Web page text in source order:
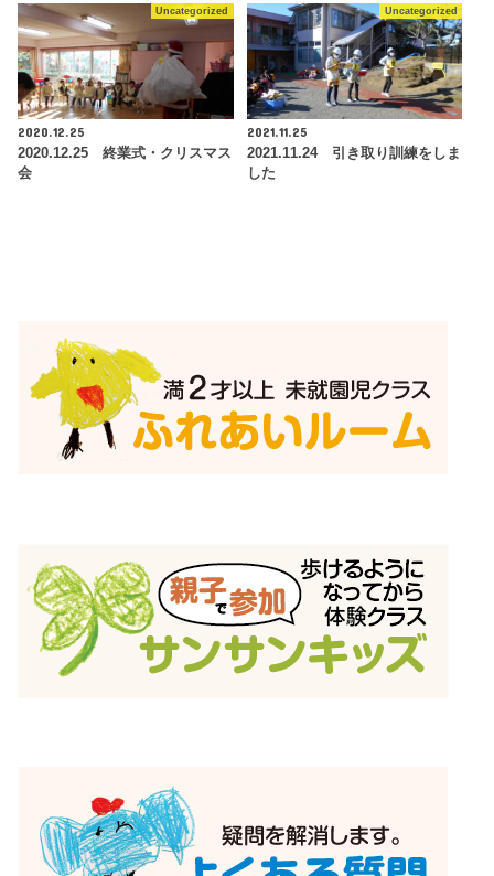
Uncategorized
2020.12.25
2020.12.25 終業式・クリスマス
会
Uncategorized
2021.11.25
2021.11.24 引き取り訓練をしま
した